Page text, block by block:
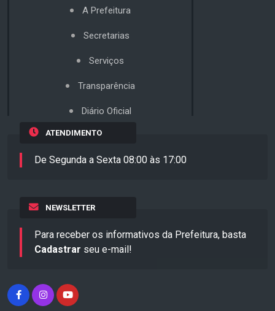
A Prefeitura
Secretarias
Serviços
Transparência
Diário Oficial
ATENDIMENTO
De Segunda a Sexta 08:00 às 17:00
NEWSLETTER
Para receber os informativos da Prefeitura, basta
Cadastrar seu e-mail!